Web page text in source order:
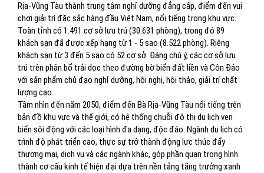
Rịa-Vũng Tàu thành trung tâm nghỉ dưỡng đẳng cấp, điểm đến vui
chơi giải trí đặc sắc hàng đầu Việt Nam, nổi tiếng trong khu vực.
Toàn tỉnh có 1.491 cơ sở lưu trú (30.631 phòng), trong đó 89
khách sạn đã được xếp hạng từ 1 - 5 sao (8.522 phòng). Riêng
khách sạn từ 3 đến 5 sao có 52 cơ sở. Đáng chú ý, các cơ sở lưu
trú trên phân bổ trải dọc theo đường bờ biển đất liền và Côn Đảo
với sản phẩm chủ đạo nghỉ dưỡng, hội nghị, hội thảo, giải trí chất
lượng cao.
Tầm nhìn đến năm 2050, điểm đến Bà Rịa-Vũng Tàu nổi tiếng trên
bản đồ khu vực và thế giới, có hệ thống chuỗi đô thị du lịch ven
biển sôi động với các loại hình đa dạng, độc đáo. Ngành du lịch có
trình độ phát triển cao, thực sự trở thành động lực thúc đẩy
thương mại, dịch vụ và các ngành khác, góp phần quan trọng hình
thành cơ cấu kinh tế hiện đại dựa trên nền tảng tăng trưởng xanh